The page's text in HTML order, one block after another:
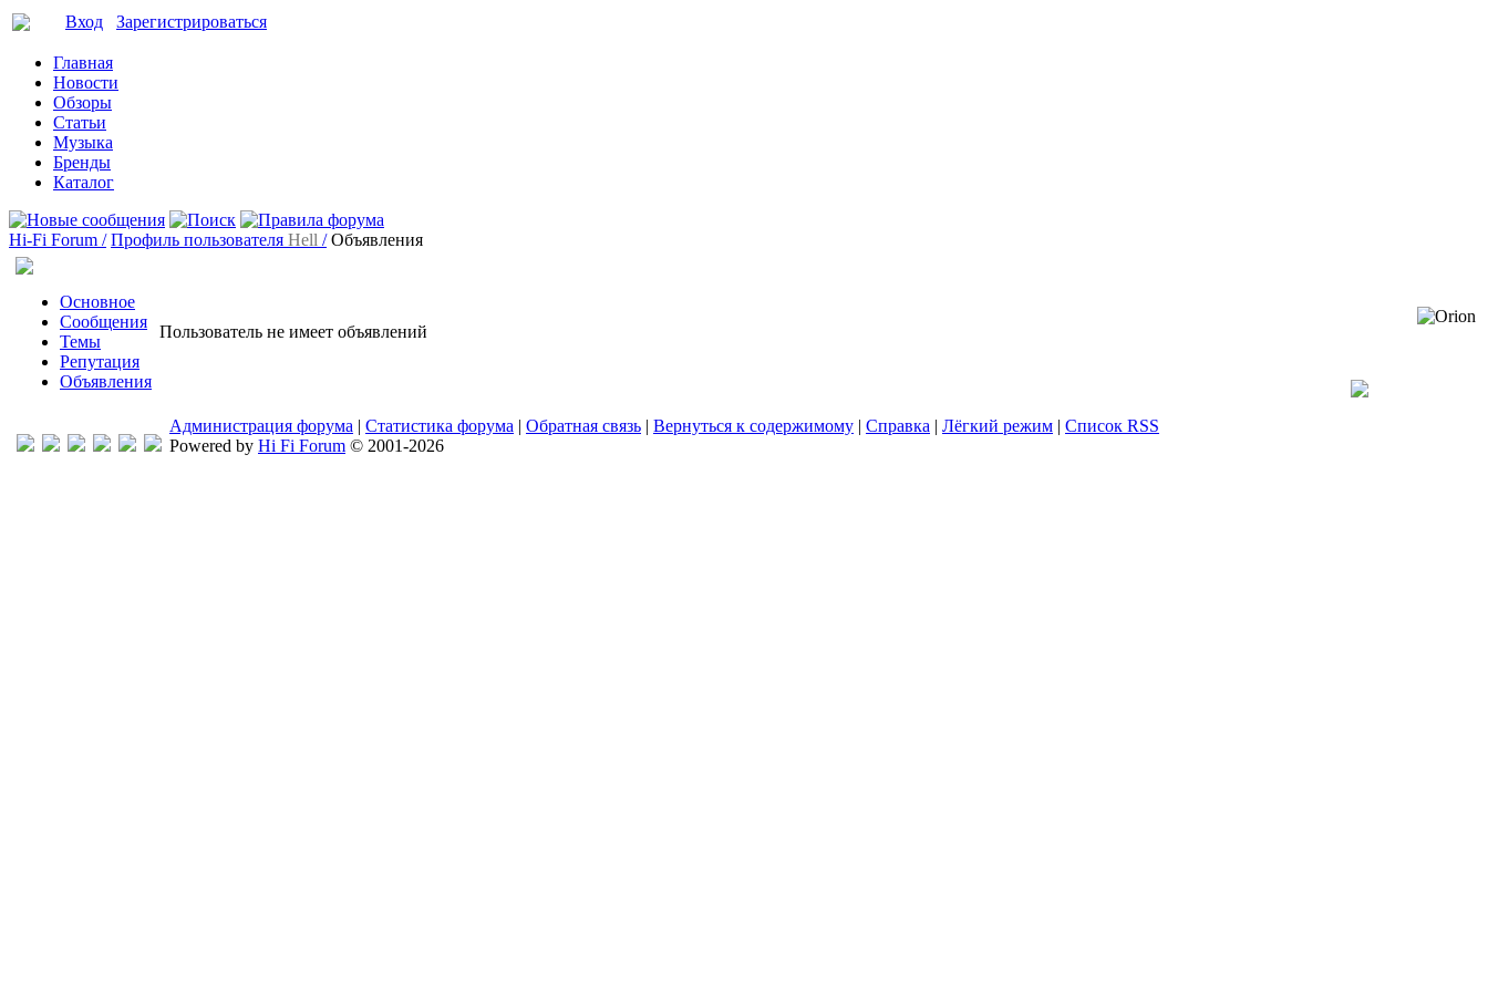
Вход Зарегистрироваться
Главная
Новости
Обзоры
Статьи
Музыка
Бренды
Каталог
Hi-Fi Forum / Профиль пользователя Hell / Объявления
Основное
Сообщения
Темы
Репутация
Объявления
Пользователь не имеет объявлений
Администрация форума | Статистика форума | Обратная связь | Вернуться к содержимому | Справка | Лёгкий режим | Список RSS
Powered by Hi Fi Forum © 2001-2026